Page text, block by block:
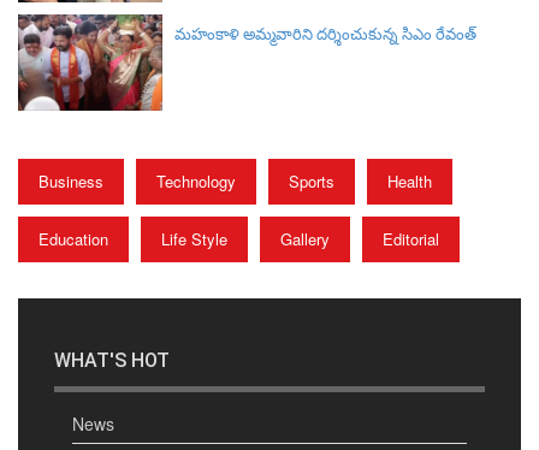
మహంకాళి అమ్మవారిని దర్శించుకున్న సిఎం రేవంత్
Business Technology Sports Health
Education Life Style Gallery Editorial
WHAT'S HOT
News